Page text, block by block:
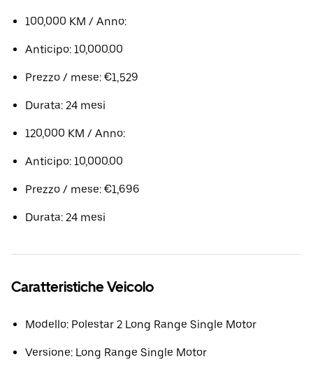
100,000 KM / Anno:
Anticipo: 10,000.00
Prezzo / mese: €1,529
Durata: 24 mesi
120,000 KM / Anno:
Anticipo: 10,000.00
Prezzo / mese: €1,696
Durata: 24 mesi
Caratteristiche Veicolo
Modello: Polestar 2 Long Range Single Motor
Versione: Long Range Single Motor